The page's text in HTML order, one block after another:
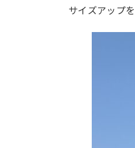
サイズアップ